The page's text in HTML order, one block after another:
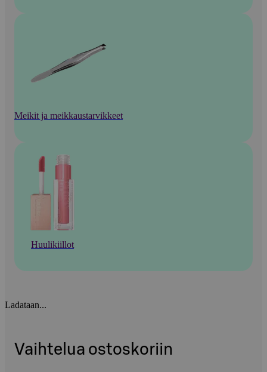
Meikit ja meikkaustarvikkeet
Huulikiillot
Ladataan...
Vaihtelua ostoskoriin